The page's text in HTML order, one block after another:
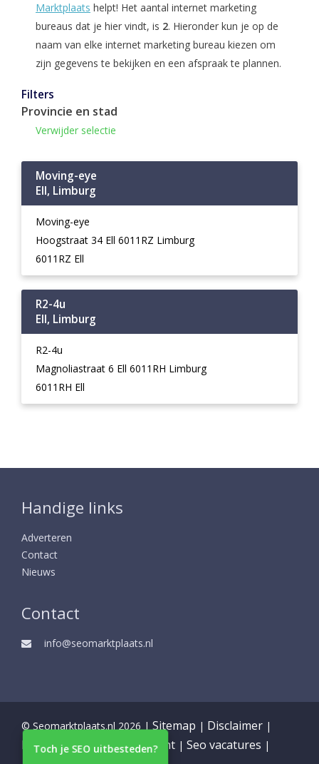
Marktplaats helpt! Het aantal internet marketing
bureaus dat je hier vindt, is 2. Hieronder kun je op de
naam van elke internet marketing bureau kiezen om
zijn gegevens te bekijken en een afspraak te plannen.
Filters
Provincie en stad
Verwijder selectie
Moving-eye
Ell, Limburg
Moving-eye
Hoogstraat 34 Ell 6011RZ Limburg
6011RZ Ell
R2-4u
Ell, Limburg
R2-4u
Magnoliastraat 6 Ell 6011RH Limburg
6011RH Ell
Handige links
Adverteren
Contact
Nieuws
Contact
info@seomarktplaats.nl
© Seomarktplaats.nl 2026 |Sitemap | Disclaimer |
Partners|Privacy statement | Seo vacatures |
Toch je SEO uitbesteden?